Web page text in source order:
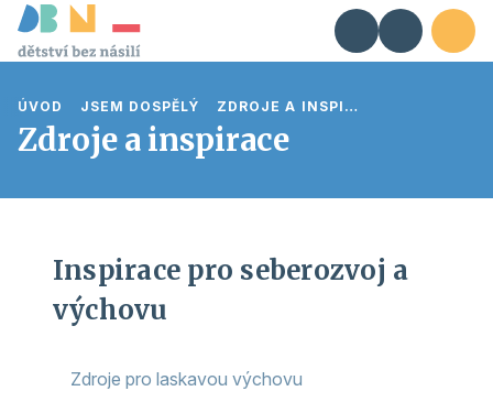
Zdroje a inspirace
ÚVOD JSEM DOSPĚLÝ ZDROJE A INSPIRACE
Inspirace pro seberozvoj a
výchovu
Zdroje pro laskavou výchovu